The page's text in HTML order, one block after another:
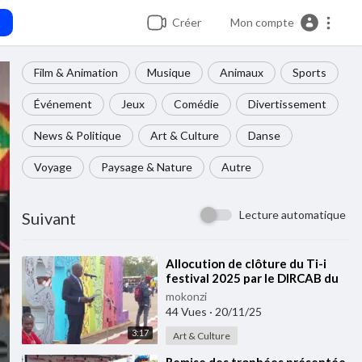
Créer Mon compte
Film & Animation Musique Animaux Sports
Événement Jeux Comédie Divertissement
News & Politique Art & Culture Danse
Voyage Paysage & Nature Autre
Suivant Lecture automatique
3:17
⁣⁣Allocution de clôture du Ti-i
festival 2025 par le DIRCAB du
Ministre des Arts, de la Culture
et du
mokonzi
44 Vues · 20/11/25
Art & Culture